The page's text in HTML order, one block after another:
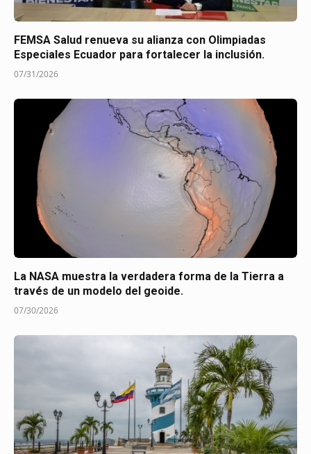
FEMSA Salud renueva su alianza con Olimpiadas
Especiales Ecuador para fortalecer la inclusión.
07/31/2026
La NASA muestra la verdadera forma de la Tierra a
través de un modelo del geoide.
07/30/2026